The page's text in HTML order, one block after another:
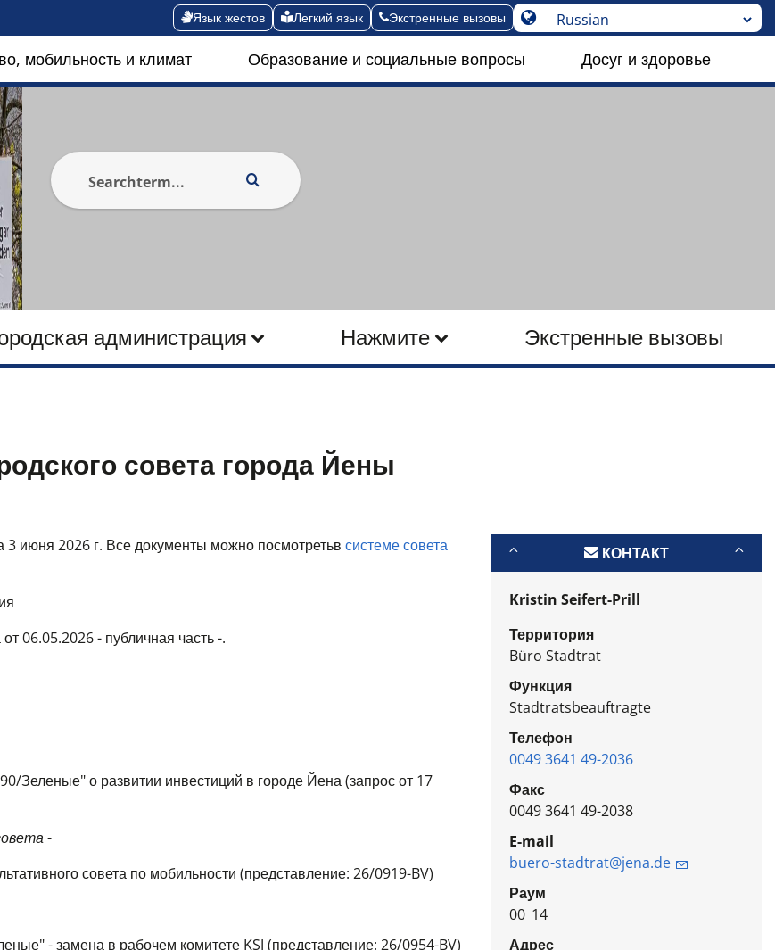
Язык жестов Легкий язык Экстренные вызовы
мобильность и климат Образование и социальные вопросы Досуг и здоровье
администрация Нажмите Экстренные вызовы
совета города Йены
3 июня 2026 г. Все документы можно посмотретьв системе совета
06.05.2026 - публичная часть -.
Зеленые" о развитии инвестиций в городе Йена (запрос от 17
-
совета по мобильности (представление: 26/0919-BV)
- замена в рабочем комитете KSJ (представление: 26/0954-BV)
КОНТАКТ
Kristin Seifert-Prill
Территория
Büro Stadtrat
Функция
Stadtratsbeauftragte
Телефон
0049 3641 49-2036
Факс
0049 3641 49-2038
E-mail
buero-stadtrat@jena.de
Раум
00_14
Адрес